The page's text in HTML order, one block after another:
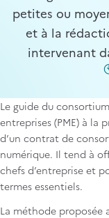
petites ou
et à la
intervenant
Le guide du
entreprises (PME) à
d’un contrat de
numérique. Il tend à
chefs d’entreprise et
termes essentiels.
La méthode proposée